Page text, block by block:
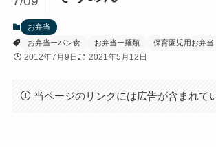
お弁当
お弁当ーパン食
お弁当ー麺類 保育園児用お弁当
2012年7月9日 2021年5月12日
当ページのリンクには広告が含まれて